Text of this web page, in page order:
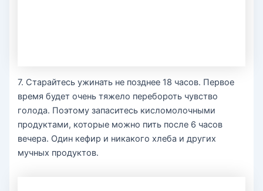
7. Старайтесь ужинать не позднее 18 часов. Первое
время будет очень тяжело перебороть чувство
голода. Поэтому запаситесь кисломолочными
продуктами, которые можно пить после 6 часов
вечера. Один кефир и никакого хлеба и других
мучных продуктов.